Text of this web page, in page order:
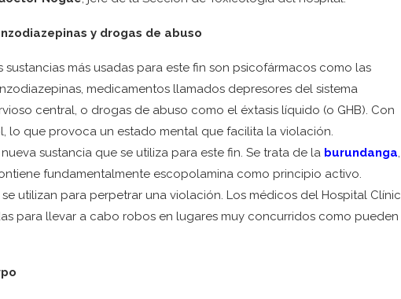
y drogas de abuso
sustancias más usadas para este fin son psicofármacos como las
medicamentos llamados depresores del sistema
central, o drogas de abuso como el éxtasis líquido (o GHB). Con
lo que provoca un estado mental que facilita la violación.
sustancia que se utiliza para este fin. Se trata de la burundanga,
fundamentalmente escopolamina como principio activo.
utilizan para perpetrar una violación. Los médicos del Hospital Clínic
para llevar a cabo robos en lugares muy concurridos como pueden